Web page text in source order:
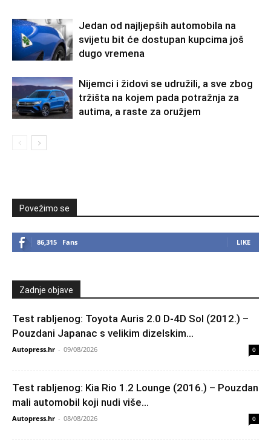
Jedan od najljepših automobila na
svijetu bit će dostupan kupcima još
dugo vremena
Nijemci i židovi se udružili, a sve zbog
tržišta na kojem pada potražnja za
autima, a raste za oružjem
Povežimo se
86,315 Fans LIKE
Zadnje objave
Test rabljenog: Toyota Auris 2.0 D-4D Sol (2012.) –
Pouzdani Japanac s velikim dizelskim...
Autopress.hr - 09/08/2026 0
Test rabljenog: Kia Rio 1.2 Lounge (2016.) – Pouzdan
mali automobil koji nudi više...
Autopress.hr - 08/08/2026 0